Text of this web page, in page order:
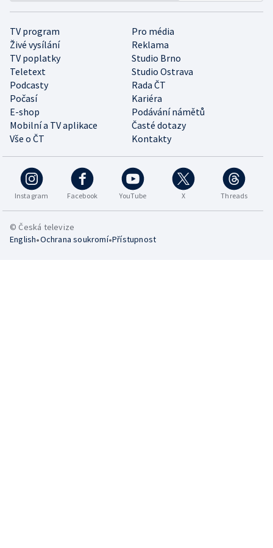
TV program
Pro média
Živé vysílání
Reklama
TV poplatky
Studio Brno
Teletext
Studio Ostrava
Podcasty
Rada ČT
Počasí
Kariéra
E-shop
Podávání námětů
Mobilní a TV aplikace
Časté dotazy
Vše o ČT
Kontakty
Instagram Facebook YouTube X Threads
© Česká televize
English•Ochrana soukromí•Přístupnost